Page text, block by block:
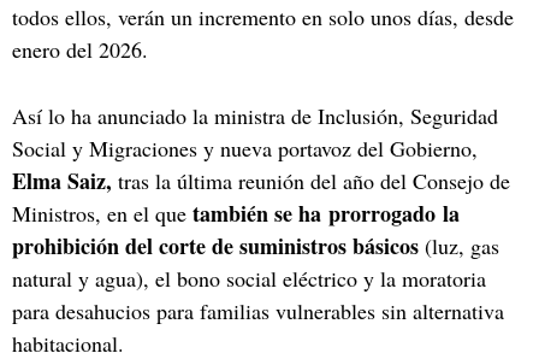
todos ellos, verán un incremento en solo unos días, desde
enero del 2026.
Así lo ha anunciado la ministra de Inclusión, Seguridad
Social y Migraciones y nueva portavoz del Gobierno,
Elma Saiz, tras la última reunión del año del Consejo de
Ministros, en el que también se ha prorrogado la
prohibición del corte de suministros básicos (luz, gas
natural y agua), el bono social eléctrico y la moratoria
para desahucios para familias vulnerables sin alternativa
habitacional.